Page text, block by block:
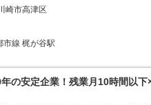
崎市高津区
市線 梶が谷駅
の安定企業！残業月10時間以